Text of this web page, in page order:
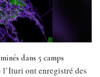
dans 5 camps
l’Ituri ont enregistré des